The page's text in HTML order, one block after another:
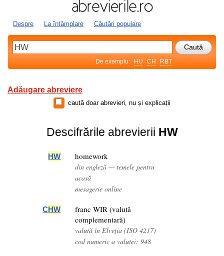
Despre La întâmplare Căutări populare
De exemplu: HU CH RBT
Adăugare abreviere
caută doar abrevieri, nu și explicații
Descifrările abrevierii HW
HW homework
din engleză — temele pentru
acasă
mesagerie online
CHW
franc WIR (valută
complementară)
valută în Elveția (ISO 4217)
cod numeric a valutei: 948